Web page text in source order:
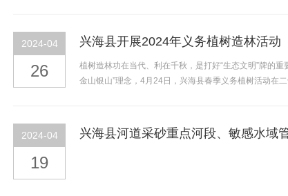
2024-04
26
兴海县开展2024年义务植树造林活动
植树造林功在当代、利在千秋，是打好“生态文明”牌的
金山银山”理念，4月24日，兴海县春季义务植树活动在
2024-04
19
兴海县河道采砂重点河段、敏感水域